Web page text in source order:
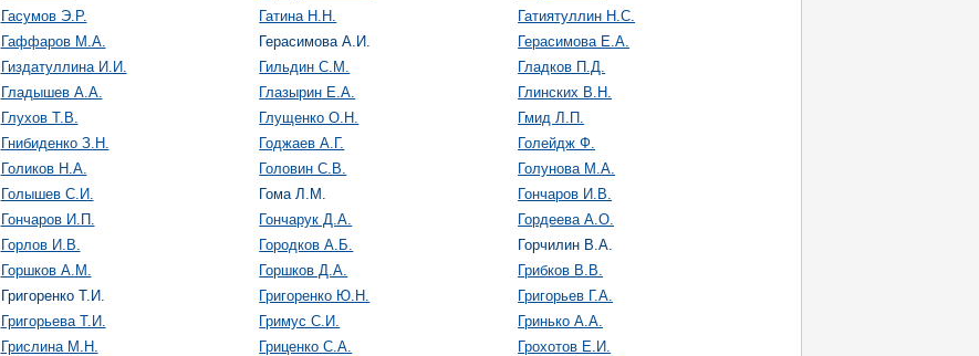
Гасумов Э.Р.
Гатина Н.Н.
Гатиятуллин Н.С.
Гаффаров М.А.
Герасимова А.И.
Герасимова Е.А.
Гиздатуллина И.И.
Гильдин С.М.
Гладков П.Д.
Гладышев А.А.
Глазырин Е.А.
Глинских В.Н.
Глухов Т.В.
Глущенко О.Н.
Гмид Л.П.
Гнибиденко З.Н.
Годжаев А.Г.
Голейдж Ф.
Голиков Н.А.
Головин С.В.
Голунова М.А.
Голышев С.И.
Гома Л.М.
Гончаров И.В.
Гончаров И.П.
Гончарук Д.А.
Гордеева А.О.
Горлов И.В.
Городков А.Б.
Горчилин В.А.
Горшков А.М.
Горшков Д.А.
Грибков В.В.
Григоренко Т.И.
Григоренко Ю.Н.
Григорьев Г.А.
Григорьева Т.И.
Гримус С.И.
Гринько А.А.
Грислина М.Н.
Гриценко С.А.
Грохотов Е.И.